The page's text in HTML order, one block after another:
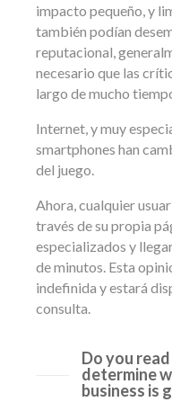
impacto pequeño, y
también podían
reputacional,
necesario que las
largo de mucho
Internet, y muy
smartphones han
del juego.
Ahora, cualquier
través de su propia
especializados y
de minutos. Esta
indefinida y estará
consulta.
Do you
determine
business is